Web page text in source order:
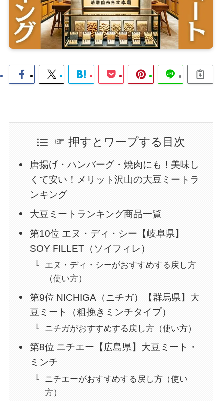
☞ 押すとワープする目次
唐揚げ・ハンバーグ・焼肉にも！美味し
くて安い！メリット沢山の大豆ミートラ
ンキング
大豆ミートランキング商品一覧
第10位 エヌ・ディ・シー【岐阜県】
SOY FILLET（ソイフィレ）
エヌ・ディ・シーがおすすめする戻し方
（使い方）
第9位 NICHIGA（ニチガ）【群馬県】大
豆ミート（粗挽きミンチタイプ）
ニチガがおすすめする戻し方（使い方）
第8位 ニチエー【広島県】大豆ミート・
ミンチ
ニチエーがおすすめする戻し方（使い
方）